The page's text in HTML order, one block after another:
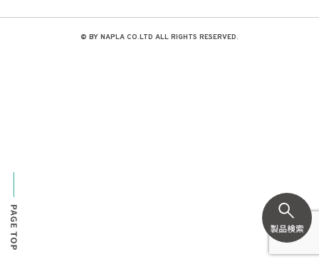
© BY NAPLA CO.LTD ALL RIGHTS RESERVED.